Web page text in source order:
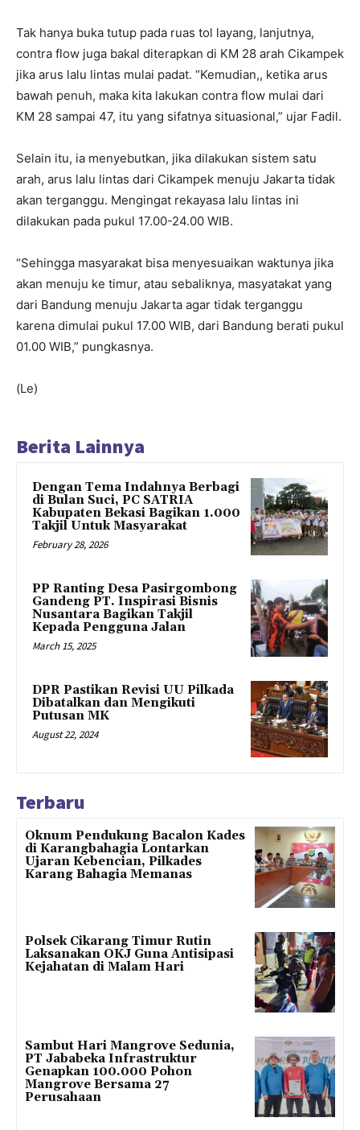
Tak hanya buka tutup pada ruas tol layang, lanjutnya,
contra flow juga bakal diterapkan di KM 28 arah Cikampek
jika arus lalu lintas mulai padat. “Kemudian,, ketika arus
bawah penuh, maka kita lakukan contra flow mulai dari
KM 28 sampai 47, itu yang sifatnya situasional,” ujar Fadil.
Selain itu, ia menyebutkan, jika dilakukan sistem satu
arah, arus lalu lintas dari Cikampek menuju Jakarta tidak
akan terganggu. Mengingat rekayasa lalu lintas ini
dilakukan pada pukul 17.00-24.00 WIB.
“Sehingga masyarakat bisa menyesuaikan waktunya jika
akan menuju ke timur, atau sebaliknya, masyatakat yang
dari Bandung menuju Jakarta agar tidak terganggu
karena dimulai pukul 17.00 WIB, dari Bandung berati pukul
01.00 WIB,” pungkasnya.
(Le)
Berita Lainnya
Dengan Tema Indahnya Berbagi
di Bulan Suci, PC SATRIA
Kabupaten Bekasi Bagikan 1.000
Takjil Untuk Masyarakat
February 28, 2026
PP Ranting Desa Pasirgombong
Gandeng PT. Inspirasi Bisnis
Nusantara Bagikan Takjil
Kepada Pengguna Jalan
March 15, 2025
DPR Pastikan Revisi UU Pilkada
Dibatalkan dan Mengikuti
Putusan MK
August 22, 2024
Terbaru
Oknum Pendukung Bacalon Kades
di Karangbahagia Lontarkan
Ujaran Kebencian, Pilkades
Karang Bahagia Memanas
Polsek Cikarang Timur Rutin
Laksanakan OKJ Guna Antisipasi
Kejahatan di Malam Hari
Sambut Hari Mangrove Sedunia,
PT Jababeka Infrastruktur
Genapkan 100.000 Pohon
Mangrove Bersama 27
Perusahaan